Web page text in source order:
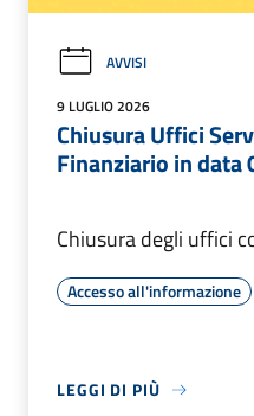
AVVISI
9 LUGLIO 2026
Chiusura Uffici
Finanziario in data
Chiusura degli uffici
Accesso all'informazione
LEGGI DI PIÙ